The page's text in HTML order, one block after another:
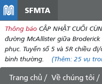
SFMTA
Thông báo CẬP NHẬT CUỐI
đường McAllister giữa Broderick
phục. Tuyến số 5 và 5R chiều
bình thường.
(Thêm: 25 vụ
Trang chủ Về chúng tôi